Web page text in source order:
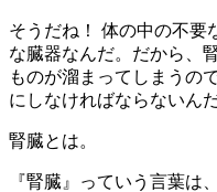
そうだね！ 体の中の不要
な臓器なんだ。だから、
ものが溜まってしまうの
にしなければならないんだ
腎臓とは。
『腎臓』っていう言葉は